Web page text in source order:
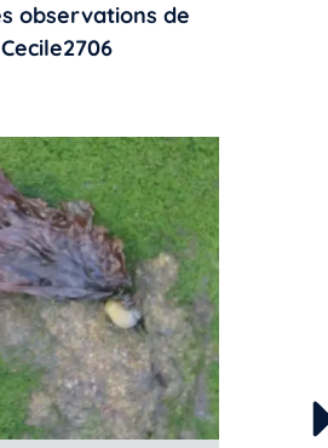
observations de
Cecile2706